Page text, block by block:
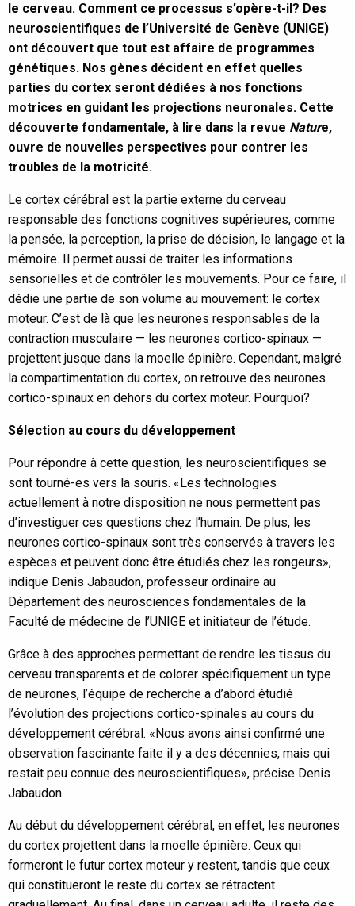
le cerveau. Comment ce processus s’opère-t-il? Des
neuroscientifiques de l’Université de Genève (UNIGE)
ont découvert que tout est affaire de programmes
génétiques. Nos gènes décident en effet quelles
parties du cortex seront dédiées à nos fonctions
motrices en guidant les projections neuronales. Cette
découverte fondamentale, à lire dans la revue Nature,
ouvre de nouvelles perspectives pour contrer les
troubles de la motricité.
Le cortex cérébral est la partie externe du cerveau
responsable des fonctions cognitives supérieures, comme
la pensée, la perception, la prise de décision, le langage et la
mémoire. Il permet aussi de traiter les informations
sensorielles et de contrôler les mouvements. Pour ce faire, il
dédie une partie de son volume au mouvement: le cortex
moteur. C’est de là que les neurones responsables de la
contraction musculaire — les neurones cortico-spinaux —
projettent jusque dans la moelle épinière. Cependant, malgré
la compartimentation du cortex, on retrouve des neurones
cortico-spinaux en dehors du cortex moteur. Pourquoi?
Sélection au cours du développement
Pour répondre à cette question, les neuroscientifiques se
sont tourné-es vers la souris. «Les technologies
actuellement à notre disposition ne nous permettent pas
d’investiguer ces questions chez l’humain. De plus, les
neurones cortico-spinaux sont très conservés à travers les
espèces et peuvent donc être étudiés chez les rongeurs»,
indique Denis Jabaudon, professeur ordinaire au
Département des neurosciences fondamentales de la
Faculté de médecine de l’UNIGE et initiateur de l’étude.
Grâce à des approches permettant de rendre les tissus du
cerveau transparents et de colorer spécifiquement un type
de neurones, l’équipe de recherche a d’abord étudié
l’évolution des projections cortico-spinales au cours du
développement cérébral. «Nous avons ainsi confirmé une
observation fascinante faite il y a des décennies, mais qui
restait peu connue des neuroscientifiques», précise Denis
Jabaudon.
Au début du développement cérébral, en effet, les neurones
du cortex projettent dans la moelle épinière. Ceux qui
formeront le futur cortex moteur y restent, tandis que ceux
qui constitueront le reste du cortex se rétractent